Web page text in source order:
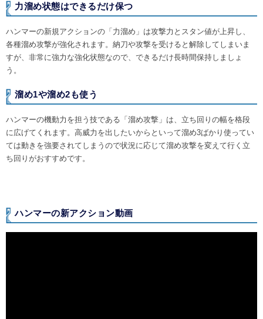
力溜め状態はできるだけ保つ
ハンマーの新規アクションの「力溜め」は攻撃力とスタン値が上昇し、
各種溜め攻撃が強化されます。納刀や攻撃を受けると解除してしまいま
すが、非常に強力な強化状態なので、できるだけ長時間保持しましょ
う。
溜め1や溜め2も使う
ハンマーの機動力を担う技である「溜め攻撃」は、立ち回りの幅を格段
に広げてくれます。高威力を出したいからといって溜め3ばかり使ってい
ては動きを強要されてしまうので状況に応じて溜め攻撃を変えて行く立
ち回りがおすすめです。
ハンマーの新アクション動画